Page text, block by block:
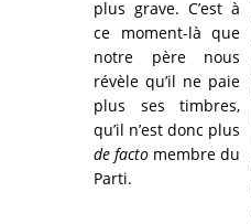
plus grave. C’est à
ce moment-là que
notre père nous
révèle qu’il ne paie
plus ses timbres,
qu’il n’est donc plus
de facto membre du
Parti.